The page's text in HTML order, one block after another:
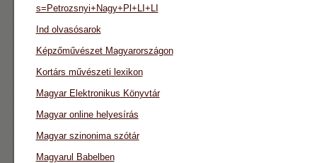
s=Petrozsnyi+Nagy+Pl+LI+LI
Ind olvasósarok
Képzőművészet Magyarországon
Kortárs művészeti lexikon
Magyar Elektronikus Könyvtár
Magyar online helyesírás
Magyar szinonima szótár
Magyarul Babelben